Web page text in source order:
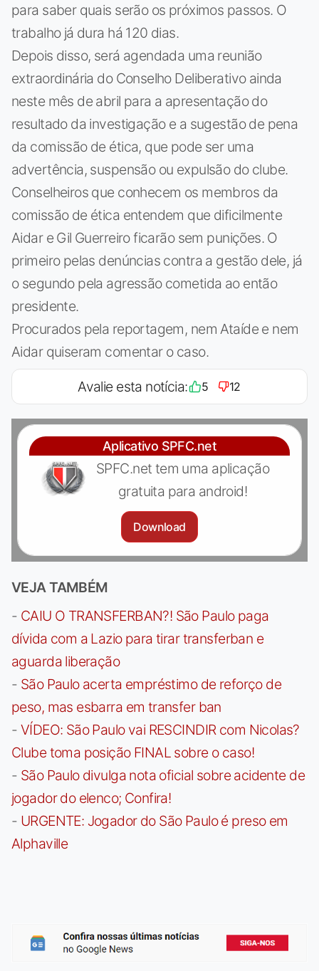
para saber quais serão os próximos passos. O
trabalho já dura há 120 dias.
Depois disso, será agendada uma reunião
extraordinária do Conselho Deliberativo ainda
neste mês de abril para a apresentação do
resultado da investigação e a sugestão de pena
da comissão de ética, que pode ser uma
advertência, suspensão ou expulsão do clube.
Conselheiros que conhecem os membros da
comissão de ética entendem que dificilmente
Aidar e Gil Guerreiro ficarão sem punições. O
primeiro pelas denúncias contra a gestão dele, já
o segundo pela agressão cometida ao então
presidente.
Procurados pela reportagem, nem Ataíde e nem
Aidar quiseram comentar o caso.
Avalie esta notícia: 5 12
Aplicativo SPFC.net
SPFC.net tem uma aplicação
gratuita para android!
Download
VEJA TAMBÉM
- CAIU O TRANSFERBAN?! São Paulo paga
dívida com a Lazio para tirar transferban e
aguarda liberação
- São Paulo acerta empréstimo de reforço de
peso, mas esbarra em transfer ban
- VÍDEO: São Paulo vai RESCINDIR com Nicolas?
Clube toma posição FINAL sobre o caso!
- São Paulo divulga nota oficial sobre acidente de
jogador do elenco; Confira!
- URGENTE: Jogador do São Paulo é preso em
Alphaville